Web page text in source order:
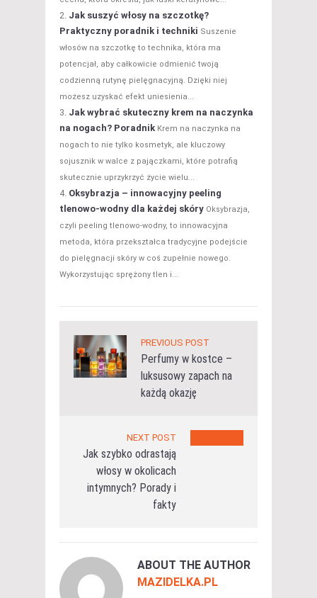
Jak suszyć włosy na szczotkę?
Praktyczny poradnik i techniki Suszenie
włosów na szczotkę to technika, która ma
potencjał, aby całkowicie odmienić twoją
codzienną rutynę pielęgnacyjną. Dzięki niej
możesz uzyskać efekt uniesienia...
Jak wybrać skuteczny krem na naczynka
na nogach? Poradnik Krem na naczynka na
nogach to nie tylko kosmetyk, ale kluczowy
sojusznik w walce z pajączkami, które potrafią
skutecznie uprzykrzyć życie wielu...
Oksybrazja – innowacyjny peeling
tlenowo-wodny dla każdej skóry Oksybrazja,
czyli peeling tlenowo-wodny, to innowacyjna
metoda, która przekształca tradycyjne podejście
do pielęgnacji skóry w coś zupełnie nowego.
Wykorzystując sprężony tlen i...
PREVIOUS POST
Perfumy w kostce –
luksusowy zapach na
każdą okazję
NEXT POST
Jak szybko odrastają
włosy w okolicach
intymnych? Porady i
fakty
ABOUT THE AUTHOR
MAZIDELKA.PL